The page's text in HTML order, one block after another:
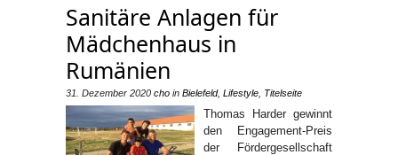
Sanitäre Anlagen für
Mädchenhaus in
Rumänien
31. Dezember 2020 cho in Bielefeld, Lifestyle Titelseite
Thomas Harder gewinnt
den Engagement-Preis
der Fördergesellschaft